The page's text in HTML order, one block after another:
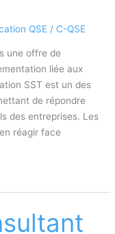
QSE / C-QSE
une offre de
liée aux
SST est un des
de répondre
des entreprises. Les
réagir face